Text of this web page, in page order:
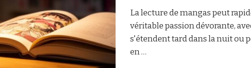
La lecture de mangas peut
véritable passion dévorante,
s'étendent tard dans la nuit ou
en …